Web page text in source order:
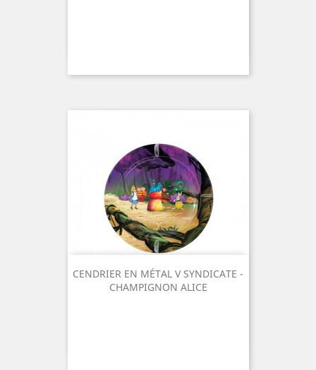
CENDRIER EN MÉTAL V SYNDICATE -
CHAMPIGNON ALICE